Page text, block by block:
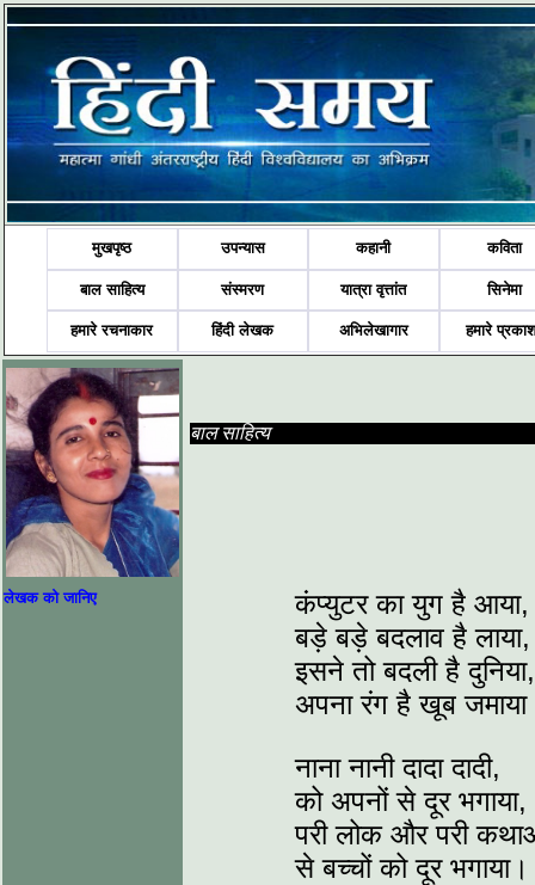
मुखपृष्ठ उपन्यास कहानी कविता
बाल साहित्य संस्मरण यात्रा वृत्तांत सिनेमा
हमारे रचनाकार हिंदी लेखक अभिलेखागार हमारे
लेखक को जानिए
बाल साहित्य
कंप्युटर का युग है आया,
बड़े बड़े बदलाव है लाया,
इसने तो बदली है दुनिया,
अपना रंग है खूब
नाना नानी दादा दादी,
को अपनों से दूर भगाया,
परी लोक और परी
से बच्चों को दूर भगाया।